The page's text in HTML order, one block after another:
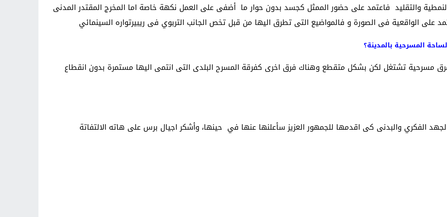
والتقليد فاعتمد على حضور الممثل كجسد بدون حوار ما أضفى على العمل نكهة خاصة اما المخرج المقتدر المدنى
على الواقعية فى الصورة و فالمواضيع التى تطرق اليها من قبل تخص الجانب التربوي فى ريبيرتواره السينمائي
مند 14 سنة بين مد وجزر فرق مسرحية تشتغل لكن بشكل متقطع وهناك فرق اخرى كفرقة المسرح البلدى التى انتمى اليها مستمرة بدون انقطاع
الفكري والبدنى كى اقدمها للجمهور العزيز سأعلنها عنها في حينها، وأشكر اجيال برس على هاته الالتفاتة